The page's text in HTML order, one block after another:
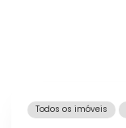
Todos os imóveis